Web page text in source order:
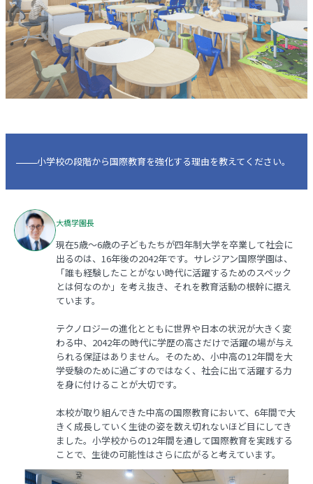
小学校の段階から国際教育を強化する理由を教えてください。
大橋学園長
現在5歳～6歳の子どもたちが四年制大学を卒業して社会に
出るのは、16年後の2042年です。サレジアン国際学園は、
「誰も経験したことがない時代に活躍するためのスペック
とは何なのか」を考え抜き、それを教育活動の根幹に据え
ています。
テクノロジーの進化とともに世界や日本の状況が大きく変
わる中、2042年の時代に学歴の高さだけで活躍の場が与え
られる保証はありません。そのため、小中高の12年間を大
学受験のために過ごすのではなく、社会に出て活躍する力
を身に付けることが大切です。
本校が取り組んできた中高の国際教育において、6年間で大
きく成長していく生徒の姿を数え切れないほど目にしてき
ました。小学校からの12年間を通して国際教育を実践する
ことで、生徒の可能性はさらに広がると考えています。